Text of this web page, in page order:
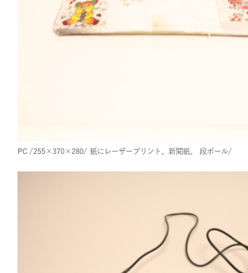
PC /255×370×280/紙にレーザープリント、新聞紙、 段ボール/